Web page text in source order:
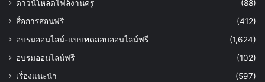
ดาวน์โหลดไฟล์งานครู
(88)
สื่อการสอนฟรี
(412)
อบรมออนไลน์-แบบทดสอบออนไลน์ฟรี
(1,624)
อบรมออนไลน์ฟรี
(102)
เรื่องแนะนำ
(597)